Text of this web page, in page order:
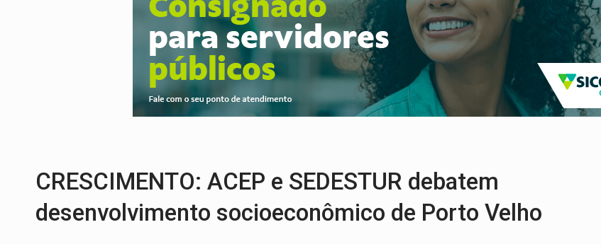
INCLUSÃO:Prefeitura fortalece parceria com a APAE para ampliar ações voltadas a PCD's
DEFESA:Exército testa inovações no combate a drones durante exercício antiaéreo
TEMAS SOCIOAMBIENTAIS:Em Itapuã do Oeste, CINEMAZÔNIA leva cinema amazônico a
PREVISÃO:Interior de Rondônia terá sábado (8) de calor intenso e tempo firme
CRESCIMENTO: ACEP e SEDESTUR debatem
desenvolvimento socioeconômico de Porto Velho